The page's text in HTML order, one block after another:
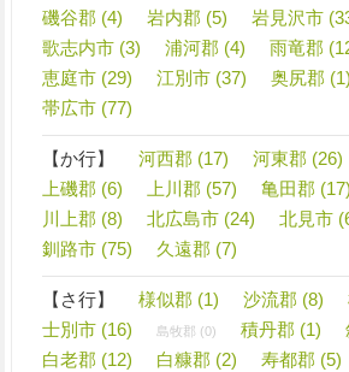
磯谷郡 (4)
岩内郡 (5) 岩見沢市
歌志内市 (3)
浦河郡 (4) 雨竜郡
恵庭市 (29)
江別市 (37) 奥尻郡 (1)
帯広市 (77)
【か行】 河西郡 (17) 河東郡 (26)
上磯郡 (6)
上川郡 (57) 亀田郡 (17)
川上郡 (8)
北広島市 (24) 北見市
釧路市 (75)
久遠郡 (7)
【さ行】 様似郡 (1) 沙流郡 (8)
士別市 (16)
島牧郡 (0) 積丹郡 (1)
白老郡 (12)
白糠郡 (2) 寿都郡 (5)